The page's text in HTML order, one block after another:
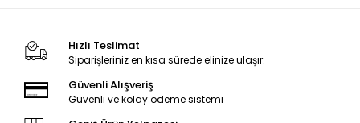
Hızlı Teslimat
Siparişleriniz en kısa sürede elinize ulaşır.
Güvenli Alışveriş
Güvenli ve kolay ödeme sistemi